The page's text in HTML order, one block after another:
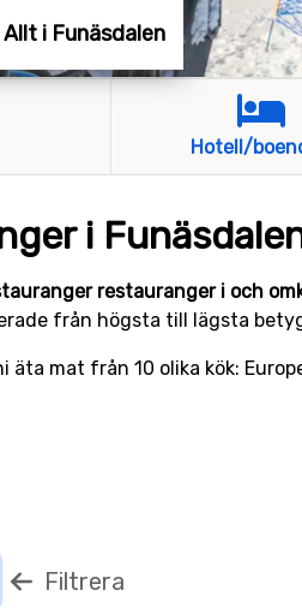
Allt i Funäsdalen
Hotell/
i
restauranger i och
från högsta till lägsta
äta mat från 10 olika kök:
Filtrera